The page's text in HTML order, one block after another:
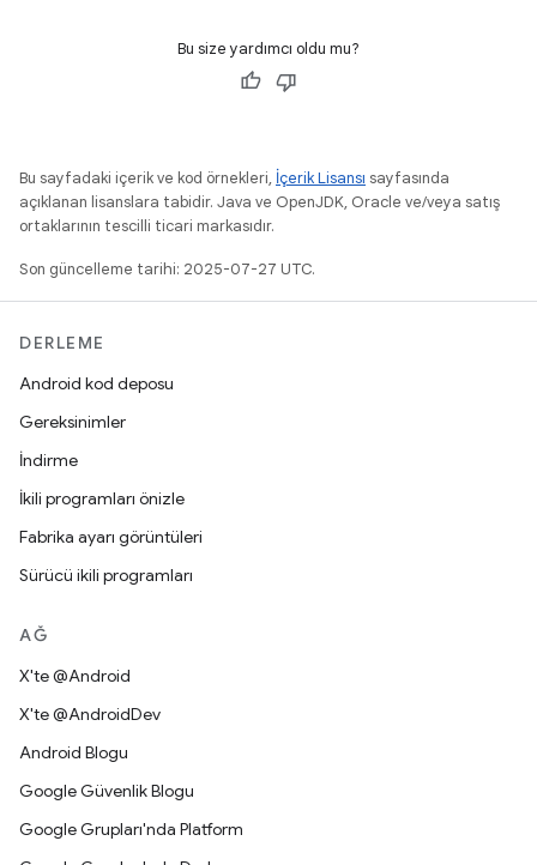
Bu size yardımcı oldu mu?
Bu sayfadaki içerik ve kod örnekleri, İçerik Lisansı sayfasında
açıklanan lisanslara tabidir. Java ve OpenJDK, Oracle ve/veya satış
ortaklarının tescilli ticari markasıdır.
Son güncelleme tarihi: 2025-07-27 UTC.
DERLEME
Android kod deposu
Gereksinimler
İndirme
İkili programları önizle
Fabrika ayarı görüntüleri
Sürücü ikili programları
AĞ
X'te @Android
X'te @AndroidDev
Android Blogu
Google Güvenlik Blogu
Google Grupları'nda Platform